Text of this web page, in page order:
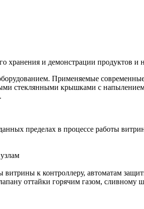
хранения и демонстрации продуктов
Применяемые
стеклянными крышками с напылением
пределах в процессе работы
к контроллеру, автоматам
оттайки горячим газом, сливному